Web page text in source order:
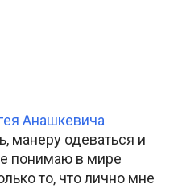
Анашкевича
манеру одеваться и
понимаю в мире
то, что лично мне